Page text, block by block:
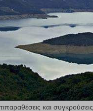
και συγκρούσεις